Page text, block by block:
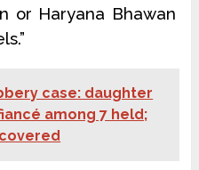
or Haryana Bhawan
case: daughter
among 7 held;